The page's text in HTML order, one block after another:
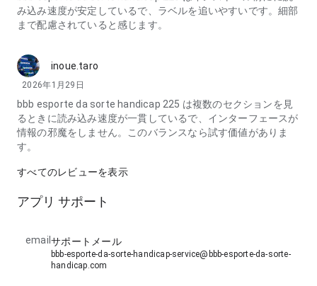
み込み速度が安定しているで、ラベルを追いやすいです。細部
まで配慮されていると感じます。
inoue.taro
2026年1月29日
bbb esporte da sorte handicap 225 は複数のセクションを見
るときに読み込み速度が一貫しているで、インターフェースが
情報の邪魔をしません。このバランスなら試す価値がありま
す。
すべてのレビューを表示
アプリ サポート
email サポートメール
bbb-esporte-da-sorte-handicap-service@bbb-esporte-da-sorte-
handicap.com